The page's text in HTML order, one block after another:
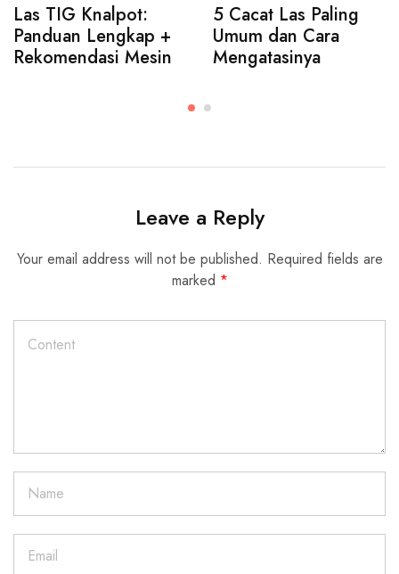
Las TIG Knalpot:
Panduan Lengkap +
Rekomendasi Mesin
5 Cacat Las Paling
Umum dan Cara
Mengatasinya
Leave a Reply
Your email address will not be published. Required fields are
marked *